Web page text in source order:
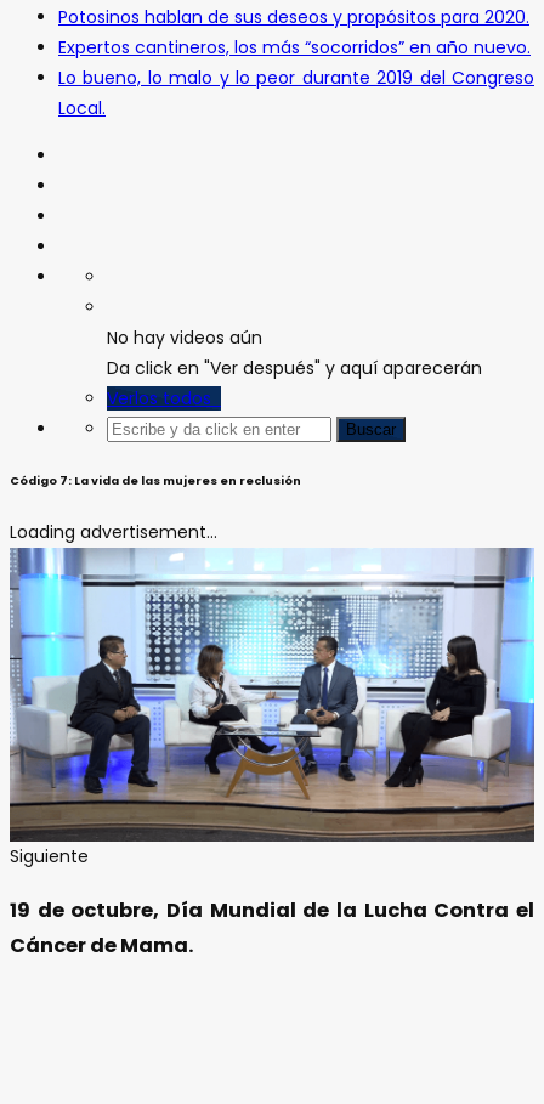
Potosinos hablan de sus deseos y propósitos para 2020.
Expertos cantineros, los más “socorridos” en año nuevo.
Lo bueno, lo malo y lo peor durante 2019 del Congreso
Local.
No hay videos aún
Da click en "Ver después" y aquí aparecerán
Verlos todos
Código 7: La vida de las mujeres en reclusión
Loading advertisement...
Siguiente
19 de octubre, Día Mundial de la Lucha Contra el
Cáncer de Mama.